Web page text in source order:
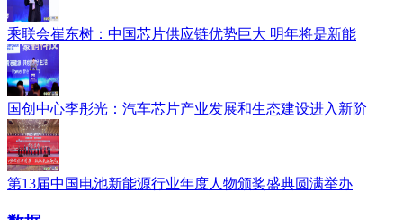
乘联会崔东树：中国芯片供应链优势巨大 明年将是新能
国创中心李彤光：汽车芯片产业发展和生态建设进入新阶
第13届中国电池新能源行业年度人物颁奖盛典圆满举办